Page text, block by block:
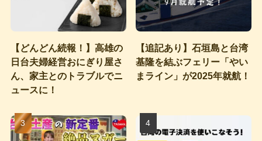
【どんどん続報！】高雄の
日台夫婦経営おにぎり屋さ
ん、家主とのトラブルでニ
ュースに！
【追記あり】石垣島と台湾
基隆を結ぶフェリー「やい
まライン」が2025年就航！